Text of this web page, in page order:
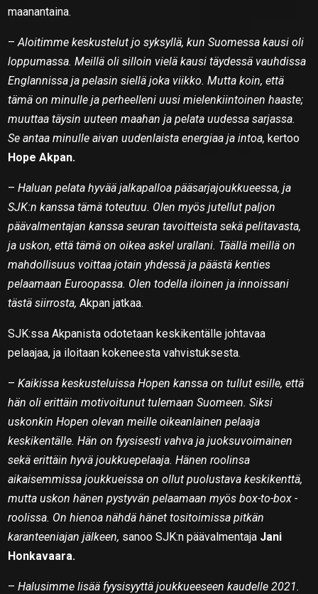
maanantaina.
–Aloitimme keskustelut jo syksyllä, kun Suomessa kausi oli
loppumassa. Meillä oli silloin vielä kausi täydessä vauhdissa
Englannissa ja pelasin siellä joka viikko. Mutta koin, että
tämä on minulle ja perheelleni uusi mielenkiintoinen haaste;
muuttaa täysin uuteen maahan ja pelata uudessa sarjassa.
Se antaa minulle aivan uudenlaista energiaa ja intoa, kertoo
Hope Akpan.
–Haluan pelata hyvää jalkapalloa pääsarjajoukkueessa, ja
SJK:n kanssa tämä toteutuu. Olen myös jutellut paljon
päävalmentajan kanssa seuran tavoitteista sekä pelitavasta,
ja uskon, että tämä on oikea askel urallani. Täällä meillä on
mahdollisuus voittaa jotain yhdessä ja päästä kenties
pelaamaan Euroopassa. Olen todella iloinen ja innoissani
tästä siirrosta, Akpan jatkaa.
SJK:ssa Akpanista odotetaan keskikentälle johtavaa
pelaajaa, ja iloitaan kokeneesta vahvistuksesta.
–Kaikissa keskusteluissa Hopen kanssa on tullut esille, että
hän oli erittäin motivoitunut tulemaan Suomeen. Siksi
uskonkin Hopen olevan meille oikeanlainen pelaaja
keskikentälle. Hän on fyysisesti vahva ja juoksuvoimainen
sekä erittäin hyvä joukkuepelaaja. Hänen roolinsa
aikaisemmissa joukkueissa on ollut puolustava keskikenttä,
mutta uskon hänen pystyvän pelaamaan myös box-to-box -
roolissa. On hienoa nähdä hänet tositoimissa pitkän
karanteeniajan jälkeen, sanoo SJK:n päävalmentaja Jani
Honkavaara.
–Halusimme lisää fyysisyyttä joukkueeseen kaudelle 2021.